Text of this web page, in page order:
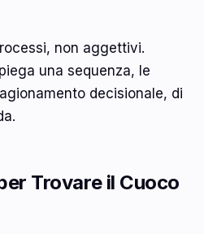
non aggettivi.
una sequenza, le
decisionale, di
Trovare il Cuoco